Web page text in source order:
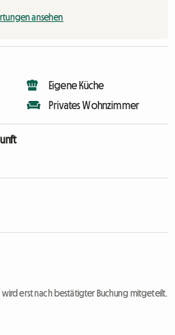
ansehen
Eigene Küche
Privates Wohnzimmer
wird erst nach bestätigter Buchung mitgeteilt.